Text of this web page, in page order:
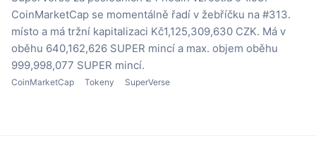
CoinMarketCap se momentálně řadí v žebříčku na #313.
místo a má tržní kapitalizaci Kč1,125,309,630 CZK. Má v
oběhu 640,162,626 SUPER mincí a max. objem oběhu
999,998,077 SUPER mincí.
CoinMarketCap Tokeny SuperVerse